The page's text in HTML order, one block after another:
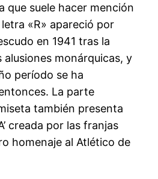
que suele hacer mención
«R» apareció por
en 1941 tras la
alusiones monárquicas, y
período se ha
La parte
también presenta
creada por las franjas
homenaje al Atlético de